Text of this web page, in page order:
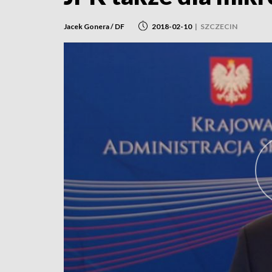
Jacek Gonera / DF 2018-02-10 | SZCZECIN